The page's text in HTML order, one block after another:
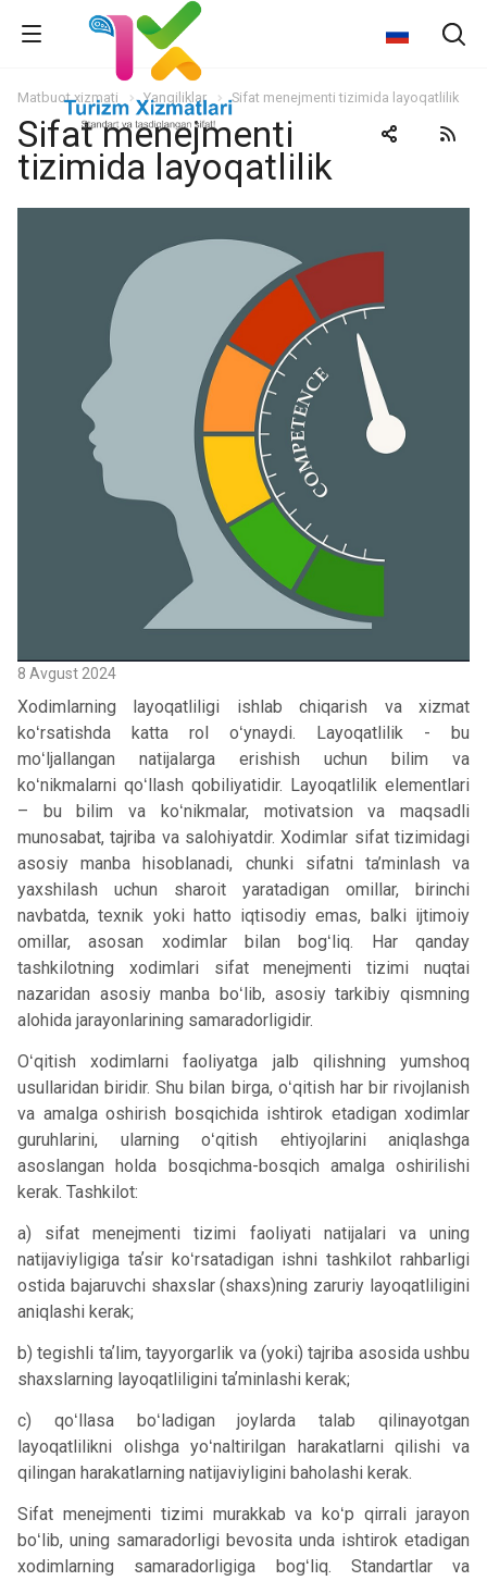
Matbuot xizmati Yangiliklar Sifat menejmenti tizimida layoqatlilik
Sifat menejmenti
tizimida layoqatlilik
8 Avgust 2024
Xodimlarning layoqatliligi ishlab chiqarish va xizmat
koʻrsatishda katta rol oʻynaydi. Layoqatlilik - bu
moʻljallangan natijalarga erishish uchun bilim va
koʻnikmalarni qoʻllash qobiliyatidir. Layoqatlilik elementlari
– bu bilim va koʻnikmalar, motivatsion va maqsadli
munosabat, tajriba va salohiyatdir. Xodimlar sifat tizimidagi
asosiy manba hisoblanadi, chunki sifatni ta’minlash va
yaxshilash uchun sharoit yaratadigan omillar, birinchi
navbatda, texnik yoki hatto iqtisodiy emas, balki ijtimoiy
omillar, asosan xodimlar bilan bogʻliq. Har qanday
tashkilotning xodimlari sifat menejmenti tizimi nuqtai
nazaridan asosiy manba boʻlib, asosiy tarkibiy qismning
alohida jarayonlarining samaradorligidir.
Oʻqitish xodimlarni faoliyatga jalb qilishning yumshoq
usullaridan biridir. Shu bilan birga, oʻqitish har bir rivojlanish
va amalga oshirish bosqichida ishtirok etadigan xodimlar
guruhlarini, ularning oʻqitish ehtiyojlarini aniqlashga
asoslangan holda bosqichma-bosqich amalga oshirilishi
kerak. Tashkilot:
a) sifat menejmenti tizimi faoliyati natijalari va uning
natijaviyligiga taʼsir koʻrsatadigan ishni tashkilot rahbarligi
ostida bajaruvchi shaxslar (shaxs)ning zaruriy layoqatliligini
aniqlashi kerak;
b) tegishli taʼlim, tayyorgarlik va (yoki) tajriba asosida ushbu
shaxslarning layoqatliligini taʼminlashi kerak;
c) qoʻllasa boʻladigan joylarda talab qilinayotgan
layoqatlilikni olishga yoʻnaltirilgan harakatlarni qilishi va
qilingan harakatlarning natijaviyligini baholashi kerak.
Sifat menejmenti tizimi murakkab va koʻp qirrali jarayon
boʻlib, uning samaradorligi bevosita unda ishtirok etadigan
xodimlarning samaradorligiga bogʻliq. Standartlar va